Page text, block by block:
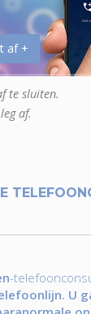
af +
te sluiten.
af.
-
U